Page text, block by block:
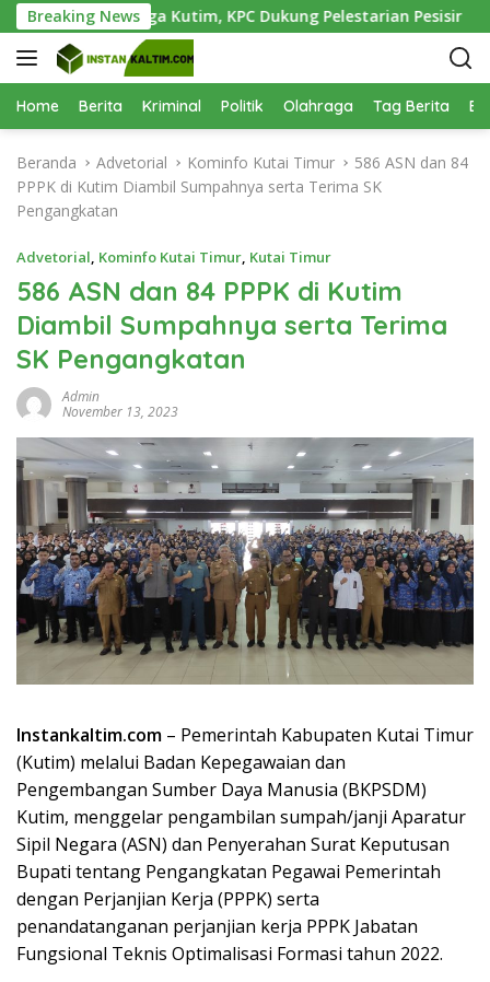
a
g
u
Breaking News
Lingga Kutim, KPC Dukung Pelestarian Pesisir
Home Berita Kriminal Politik Olahraga Tag Berita
Beranda Advetorial Kominfo Kutai Timur
586 ASN dan 84
PPPK di Kutim Diambil Sumpahnya serta Terima SK
Pengangkatan
Advetorial, Kominfo Kutai Timur, Kutai Timur
586 ASN dan 84 PPPK di Kutim
Diambil Sumpahnya serta Terima
SK Pengangkatan
Admin
November 13, 2023
Instankaltim.com – Pemerintah Kabupaten Kutai Timur
(Kutim) melalui Badan Kepegawaian dan
Pengembangan Sumber Daya Manusia (BKPSDM)
Kutim, menggelar pengambilan sumpah/janji Aparatur
Sipil Negara (ASN) dan Penyerahan Surat Keputusan
Bupati tentang Pengangkatan Pegawai Pemerintah
dengan Perjanjian Kerja (PPPK) serta
penandatanganan perjanjian kerja PPPK Jabatan
Fungsional Teknis Optimalisasi Formasi tahun 2022.